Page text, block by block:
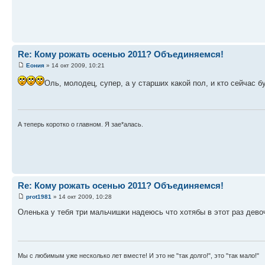
Re: Кому рожать осенью 2011? Объединяемся!
Еония » 14 окт 2009, 10:21
Оль, молодец, супер, а у старших какой пол, и кто сейчас
А теперь коротко о главном. Я зае*алась.
Re: Кому рожать осенью 2011? Объединяемся!
prot1981 » 14 окт 2009, 10:28
Оленька у тебя три мальчишки надеюсь что хотябы в этот раз
Мы с любимым уже несколько лет вместе! И это не "так долго!", это "так мало!"